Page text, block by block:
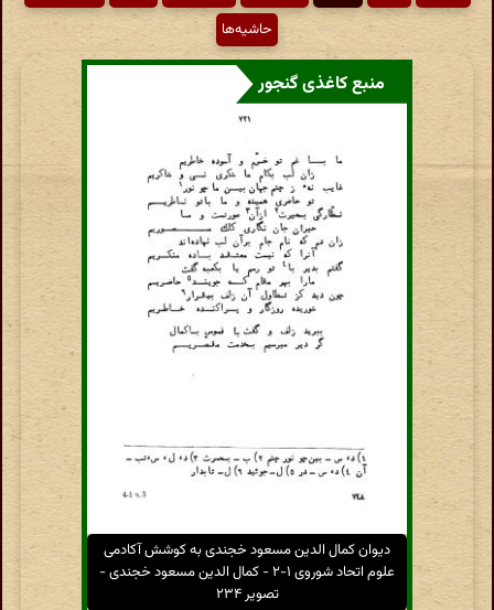
حاشیه‌ها
منبع کاغذی گنجور
دیوان کمال الدین مسعود خجندی به کوشش آکادمی
علوم اتحاد شوروی ۱-۲ - کمال الدین مسعود خجندی -
تصویر ۲۳۴